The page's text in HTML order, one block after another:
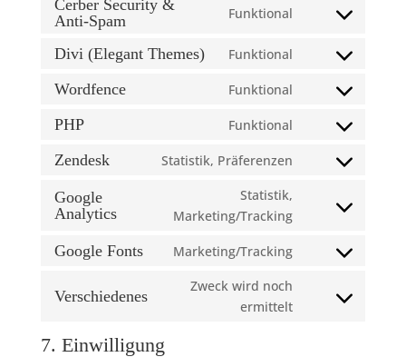
stripe
service
Cerber Security &
Anti-Spam
Funktional
Consent
service
cerber-
spam
Divi (Elegant Themes) Funktional
Consent
themes)
Wordfence Funktional
Consent
wordfence
PHP Funktional
Consent
Zendesk Statistik, Präferenzen
Consent
service
Google
Analytics
Statistik,
Marketing/Tracking
Consent
service
analytics
Google Fonts Marketing/Tracking
Consent
service
Verschiedenes
Zweck wird noch
ermittelt
Consent
7. Einwilligung